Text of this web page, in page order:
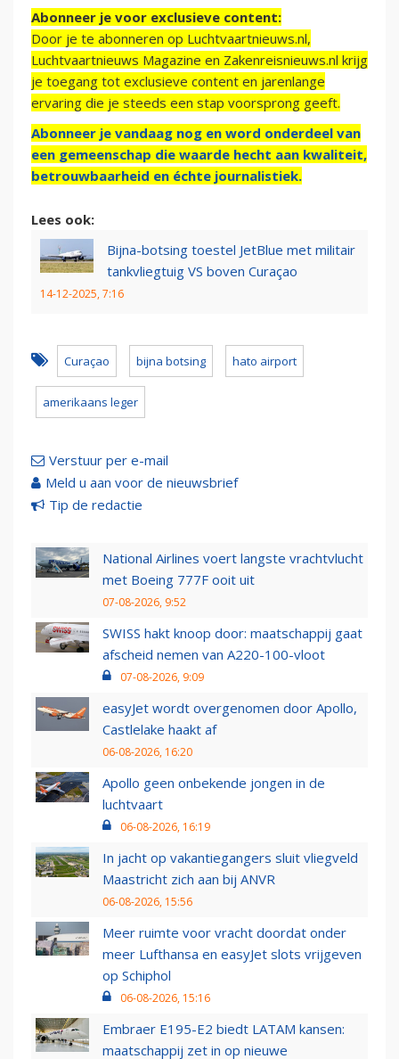
Abonneer je voor exclusieve content:
Door je te abonneren op Luchtvaartnieuws.nl,
Luchtvaartnieuws Magazine en Zakenreisnieuws.nl krijg
je toegang tot exclusieve content en jarenlange
ervaring die je steeds een stap voorsprong geeft.
Abonneer je vandaag nog en word onderdeel van
een gemeenschap die waarde hecht aan kwaliteit,
betrouwbaarheid en échte journalistiek.
Lees ook:
Bijna-botsing toestel JetBlue met militair
tankvliegtuig VS boven Curaçao
14-12-2025, 7:16
Curaçao bijna botsing hato airport
amerikaans leger
Verstuur per e-mail
Meld u aan voor de nieuwsbrief
Tip de redactie
National Airlines voert langste vrachtvlucht
met Boeing 777F ooit uit
07-08-2026, 9:52
SWISS hakt knoop door: maatschappij gaat
afscheid nemen van A220-100-vloot
07-08-2026, 9:09
easyJet wordt overgenomen door Apollo,
Castlelake haakt af
06-08-2026, 16:20
Apollo geen onbekende jongen in de
luchtvaart
06-08-2026, 16:19
In jacht op vakantiegangers sluit vliegveld
Maastricht zich aan bij ANVR
06-08-2026, 15:56
Meer ruimte voor vracht doordat onder
meer Lufthansa en easyJet slots vrijgeven
op Schiphol
06-08-2026, 15:16
Embraer E195-E2 biedt LATAM kansen:
maatschappij zet in op nieuwe